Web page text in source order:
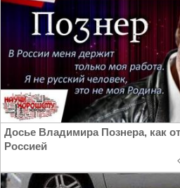
Досье Владимира Познера, как
Россией